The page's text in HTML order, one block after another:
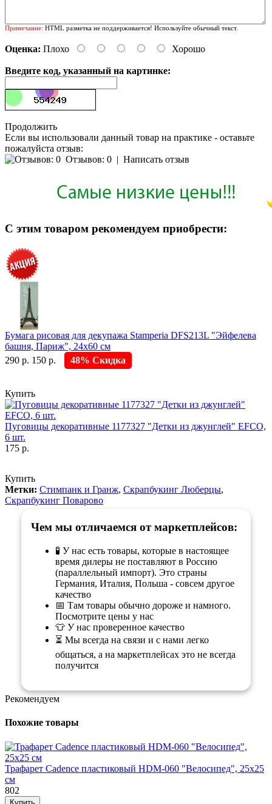
Примечание: HTML разметка не поддерживается! Используйте обычный текст.
Оценка: Плохо Хорошо
Введите код, указанный на картинке:
Продолжить
Если вы использовали данный товар на практике - оставьте
пожалуйста отзыв:
Отзывов: 0 | Написать отзыв
С этим товаром рекомендуем приобрести:
Бумага рисовая для декупажа Stamperia DFS213L "Эйфелева
башня, Париж", 24х60 см
290 р. 150 р. 48% Скидка
Купить
Пуговицы декоративные 1177327 "Детки из джунглей" EFCO,
6 шт.
175 р.
Купить
Метки: Стимпанк и Гранж, Скрапбукинг Люберцы,
Скрапбукинг Поварово
Чем мы отличаемся от маркетплейсов:
🧪 У нас есть товары, которые в настоящее
время дилеры не поставляют в Россию
(параллельный импорт). Это страны
Германия, Италия, Польша - совсем другое
качество
📅 Там товары обычно дороже и намного.
Посмотрите цены у нас
👕 У нас проверенное качество
⏳ Мы всегда на связи и с нами легко
общаться, а на маркетплейсах это не всегда
получится
Рекомендуем
Похожие товары
Трафарет Cadence пластиковый HDM-060 "Велосипед", 25х25
см
802